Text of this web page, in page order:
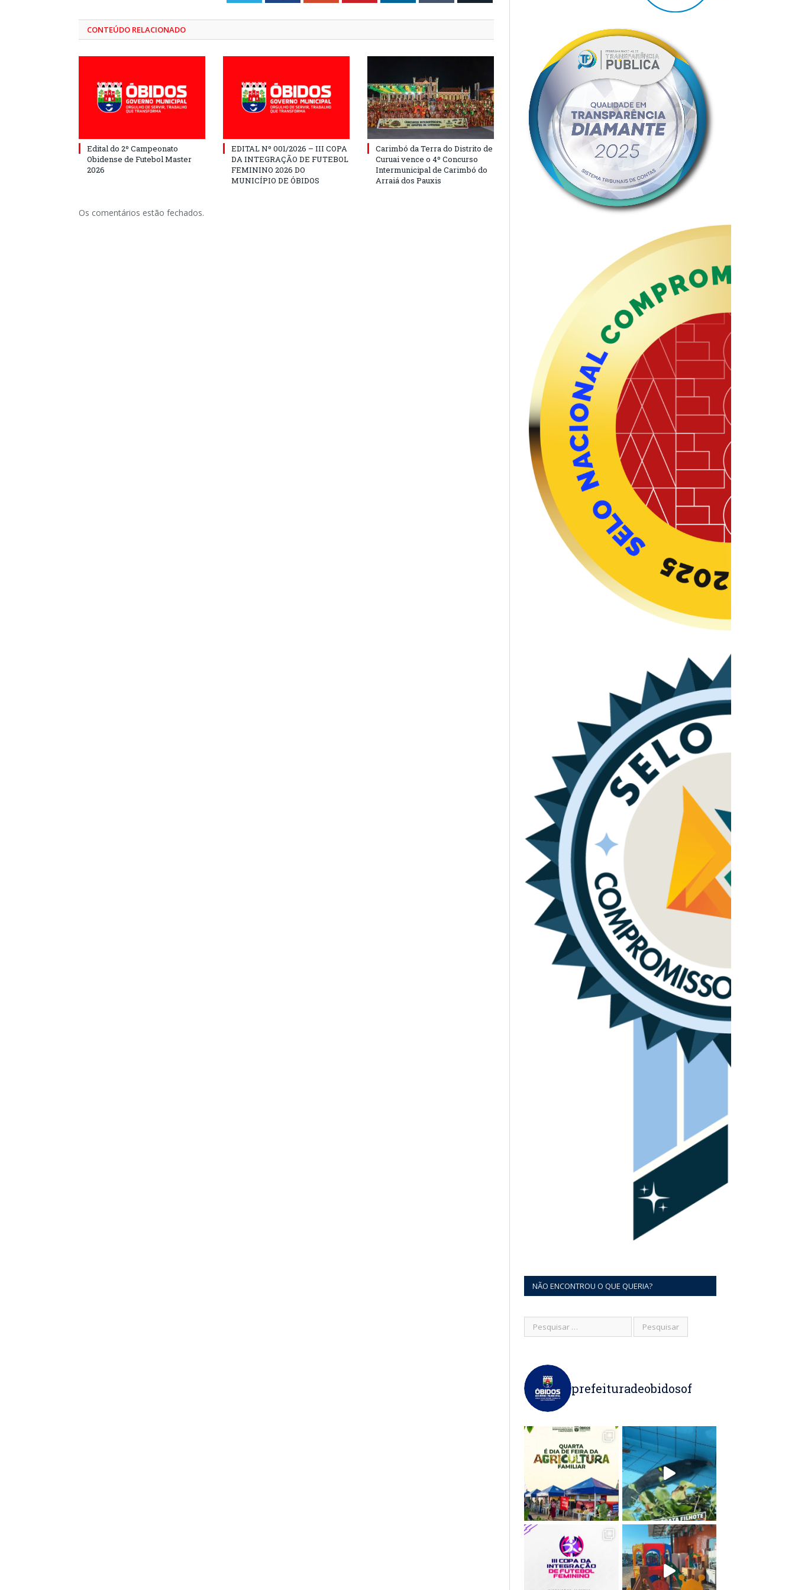
CONTEÚDO RELACIONADO
Edital do 2º Campeonato
Obidense de Futebol Master
2026
EDITAL Nº 001/2026 – III COPA
DA INTEGRAÇÃO DE FUTEBOL
FEMININO 2026 DO
MUNICÍPIO DE ÓBIDOS
Carimbó da Terra do Distrito de
Curuai vence o 4º Concurso
Intermunicipal de Carimbó do
Arraiá dos Pauxis
Os comentários estão fechados.
NÃO ENCONTROU O QUE QUERIA?
prefeituradeobidosof